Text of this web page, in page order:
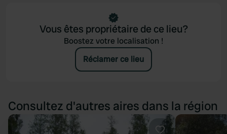
Vous êtes propriétaire de ce lieu?
Boostez votre localisation !
Réclamer ce lieu
Consultez d'autres aires dans la région